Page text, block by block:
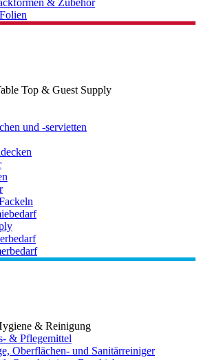
& Zubehör
Top & Guest Supply
und -servietten
& Reinigung
& Pflegemittel
Oberflächen- und Sanitärreiniger